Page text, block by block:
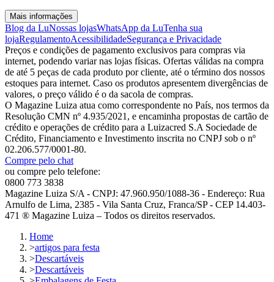
Mais informações
Blog da LuNossas lojasWhatsApp da LuTenha sua
lojaRegulamentoAcessibilidadeSegurança e Privacidade
Preços e condições de pagamento exclusivos para compras via
internet, podendo variar nas lojas físicas. Ofertas válidas na compra
de até 5 peças de cada produto por cliente, até o término dos nossos
estoques para internet. Caso os produtos apresentem divergências de
valores, o preço válido é o da sacola de compras.
O Magazine Luiza atua como correspondente no País, nos termos da
Resolução CMN nº 4.935/2021, e encaminha propostas de cartão de
crédito e operações de crédito para a Luizacred S.A Sociedade de
Crédito, Financiamento e Investimento inscrita no CNPJ sob o nº
02.206.577/0001-80.
Compre pelo chat
ou compre pelo telefone:
0800 773 3838
Magazine Luiza S/A - CNPJ: 47.960.950/1088-36 - Endereço: Rua
Arnulfo de Lima, 2385 - Vila Santa Cruz, Franca/SP - CEP 14.403-
471 ® Magazine Luiza – Todos os direitos reservados.
Home
>artigos para festa
>Descartáveis
>Descartáveis